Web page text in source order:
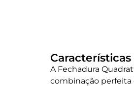
A Fechadura
combinação perfeita